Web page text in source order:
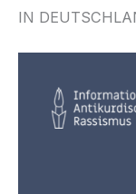
IN